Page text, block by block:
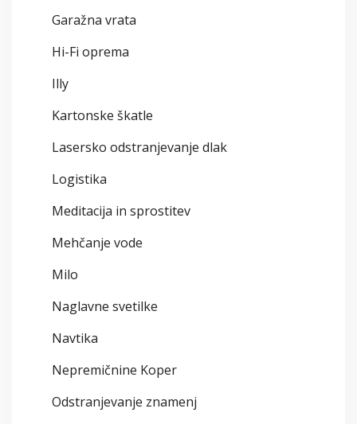
Garažna vrata
Hi-Fi oprema
Illy
Kartonske škatle
Lasersko odstranjevanje dlak
Logistika
Meditacija in sprostitev
Mehčanje vode
Milo
Naglavne svetilke
Navtika
Nepremičnine Koper
Odstranjevanje znamenj